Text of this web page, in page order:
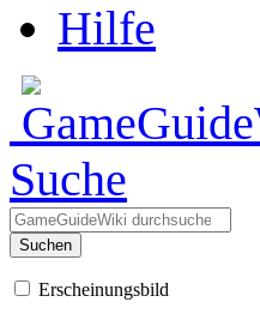
Hilfe
Suche
Suchen
Erscheinungsbild